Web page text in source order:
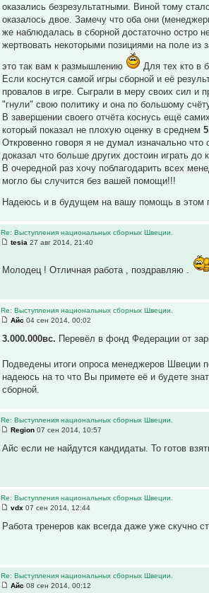
оказались безрезультатными. Виной тому
оказалось двое. Замечу что оба они
же наблюдалась в сборной достаточно остро
жертвовать некоторыми позициями на поле
это так вам к размышлению
Для тех кто в
Если коснутся самой игры сборной и её
провалов в игре. Сыграли в меру своих сил и
"гнули" свою политику и она по большому
В завершении своего отчёта коснусь ещё
который показал не плохую оценку в среднем
Откровенно говоря я не думал изначально
доказал что больше других достоин играть до
В очередной раз хочу поблагодарить всех
могло бы случится без вашей помощи!!!
Надеюсь и в будущем на вашу помощь в этом
Re: Выступления национальных сборных Швеции.
tesia 27 авг 2014, 21:40
Молодец ! Отличная работа , поздравляю .
Re: Выступления национальных сборных Швеции.
Айс 04 сен 2014, 00:02
3.000.000вс. Перевёл в фонд Федерации от
Подведены итоги опроса менеджеров Швеции
надеюсь на то что Вы примете её и будете
сборной.
Re: Выступления национальных сборных Швеции.
Region 07 сен 2014, 10:57
Айс если не найдутся кандидаты. То готов
Re: Выступления национальных сборных Швеции.
vdx 07 сен 2014, 12:44
Работа тренеров как всегда даже уже скучно
Re: Выступления национальных сборных Швеции.
Айс 08 сен 2014, 00:12